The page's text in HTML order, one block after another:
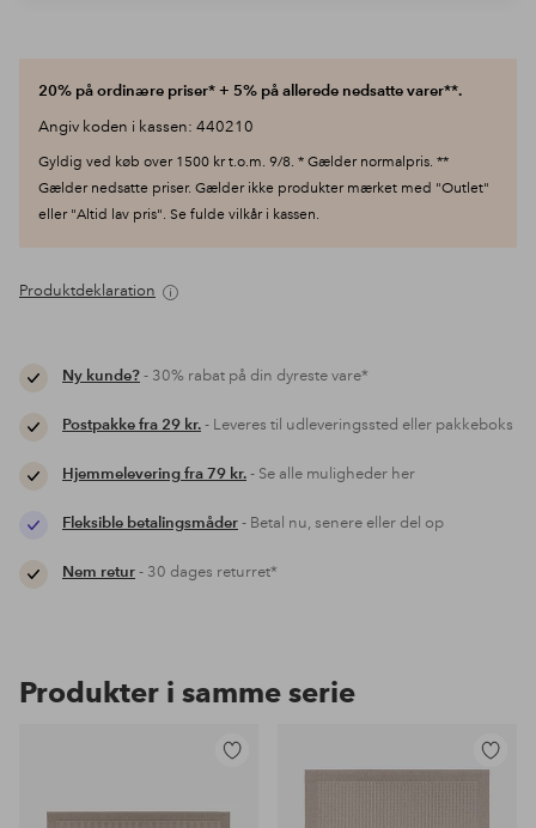
20% på ordinære priser* + 5% på allerede nedsatte varer**.
Angiv koden i kassen: 440210
Gyldig ved køb over 1500 kr t.o.m. 9/8. * Gælder normalpris. **
Gælder nedsatte priser. Gælder ikke produkter mærket med "Outlet"
eller "Altid lav pris". Se fulde vilkår i kassen.
Produktdeklaration
Ny kunde?- 30% rabat på din dyreste vare*
Postpakke fra 29 kr.- Leveres til udleveringssted eller pakkeboks
Hjemmelevering fra 79 kr.- Se alle muligheder her
Fleksible betalingsmåder- Betal nu, senere eller del op
Nem retur- 30 dages returret*
Produkter i samme serie
favoritter
Tilføj